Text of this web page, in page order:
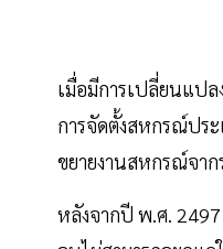
เมื่อมีการเปลี่ยนแปล
การจัดตั้งสหกรณ์ปร
ขยายงานสหกรณ์จาก
หลังจากปี พ.ศ. 2497